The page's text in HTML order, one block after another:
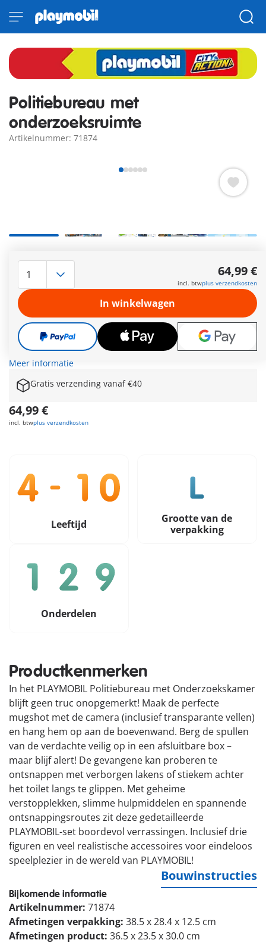
Politiebureau met
onderzoeksruimte
Artikelnummer: 71874
vastgebouwd. Naast de ingang kun je de politie helpen met
het maken van de opsporingsfoto's om de dieven te pakken
en naar de gevangenis te brengen. Wat krast daar? - Oh nee,
de boef heeft met zijn lepel een uitgang achter het toilet
vrijgegraven. Maar de politieagente pakt hem snel weer. Zal
zijn tweede ontsnappingspoging lukken? Stiekem laat hij zich
aan de aan elkaar geknoopte lakens uit zijn cel naar beneden
zakken. Help de twee politieagenten om hem te pakken.
Meer informatie
Gratis verzending vanaf €40
64,99 €
incl. btwplus verzendkosten
64,99 €
incl. btwplus verzendkosten
In winkelwagen
Leeftijd
Grootte van de
verpakking
Onderdelen
Productkenmerken
In het PLAYMOBIL Politiebureau met Onderzoekskamer
blijft geen truc onopgemerkt! Maak de perfecte
mugshot met de camera (inclusief transparante vellen)
en hang hem op aan de boevenwand. Berg de spullen
van de verdachte veilig op in een afsluitbare box –
maar blijf alert! De gevangene kan proberen te
ontsnappen met verborgen lakens of stiekem achter
het toilet langs te glippen. Met geheime
verstopplekken, slimme hulpmiddelen en spannende
ontsnappingsroutes zit deze gedetailleerde
PLAYMOBIL-set boordevol verrassingen. Inclusief drie
figuren en veel realistische accessoires voor eindeloos
speelplezier in de wereld van PLAYMOBIL!
Bouwinstructies
Bijkomende informatie
Artikelnummer: 71874
Afmetingen verpakking: 38.5 x 28.4 x 12.5 cm
Afmetingen product: 36.5 x 23.5 x 30.0 cm